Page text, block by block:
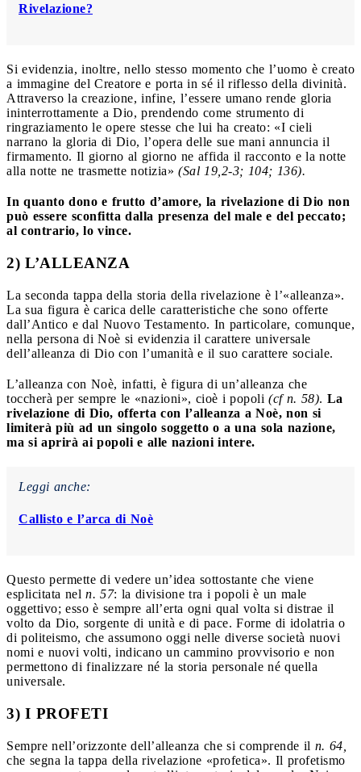
Rivelazione?
Si evidenzia, inoltre, nello stesso momento che l’uomo è creato
a immagine del Creatore e porta in sé il riflesso della divinità.
Attraverso la creazione, infine, l’essere umano rende gloria
ininterrottamente a Dio, prendendo come strumento di
ringraziamento le opere stesse che lui ha creato: «I cieli
narrano la gloria di Dio, l’opera delle sue mani annuncia il
firmamento. Il giorno al giorno ne affida il racconto e la notte
alla notte ne trasmette notizia» (Sal 19,2-3; 104; 136).
In quanto dono e frutto d’amore, la rivelazione di Dio non
può essere sconfitta dalla presenza del male e del peccato;
al contrario, lo vince.
2) L’ALLEANZA
La seconda tappa della storia della rivelazione è l’«alleanza».
La sua figura è carica delle caratteristiche che sono offerte
dall’Antico e dal Nuovo Testamento. In particolare, comunque,
nella persona di Noè si evidenzia il carattere universale
dell’alleanza di Dio con l’umanità e il suo carattere sociale.
L’alleanza con Noè, infatti, è figura di un’alleanza che
toccherà per sempre le «nazioni», cioè i popoli (cf n. 58). La
rivelazione di Dio, offerta con l’alleanza a Noè, non si
limiterà più ad un singolo soggetto o a una sola nazione,
ma si aprirà ai popoli e alle nazioni intere.
Leggi anche:
Callisto e l’arca di Noè
Questo permette di vedere un’idea sottostante che viene
esplicitata nel n. 57: la divisione tra i popoli è un male
oggettivo; esso è sempre all’erta ogni qual volta si distrae il
volto da Dio, sorgente di unità e di pace. Forme di idolatria o
di politeismo, che assumono oggi nelle diverse società nuovi
nomi e nuovi volti, indicano un cammino provvisorio e non
permettono di finalizzare né la storia personale né quella
universale.
3) I PROFETI
Sempre nell’orizzonte dell’alleanza che si comprende il n. 64,
che segna la tappa della rivelazione «profetica». Il profetismo